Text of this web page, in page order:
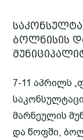
ბოლნისის
7-11 აპრილს
მარნეულის
და წოფში,